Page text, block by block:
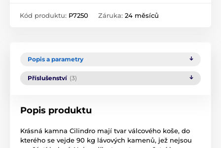
Kód produktu: P7250 Záruka: 24 měsíců
Popis a parametry
Příslušenství (3)
Popis produktu
Krásná kamna Cilindro mají tvar válcového koše, do
kterého se vejde 90 kg lávových kamenů, jež nejsou